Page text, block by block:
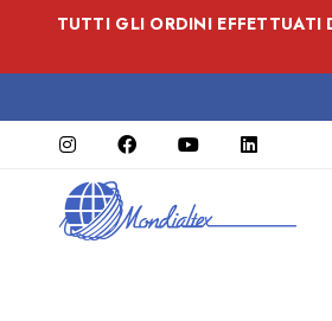
TUTTI GLI ORDINI